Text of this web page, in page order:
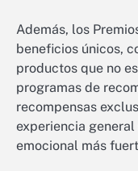
Además, los
beneficios únicos,
productos que no
programas de
recompensas
experiencia
emocional más